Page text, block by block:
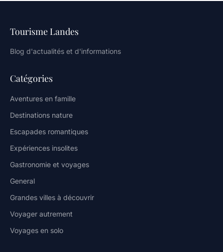
Tourisme Landes
Blog d'actualités et d'informations
Catégories
Aventures en famille
Destinations nature
Escapades romantiques
Expériences insolites
Gastronomie et voyages
General
Grandes villes à découvrir
Voyager autrement
Voyages en solo